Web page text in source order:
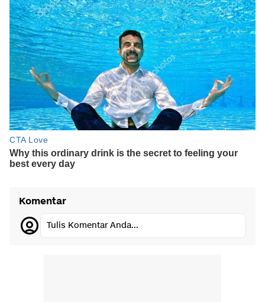
Komentar
Tulis Komentar Anda...